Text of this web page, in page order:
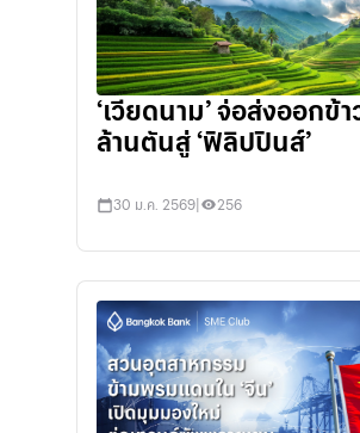
‘เวียดนาม’ จ่อส่งออก
ล้านตันสู่ ‘ฟิลิปปินส์’
30 ม.ค. 2569| 256